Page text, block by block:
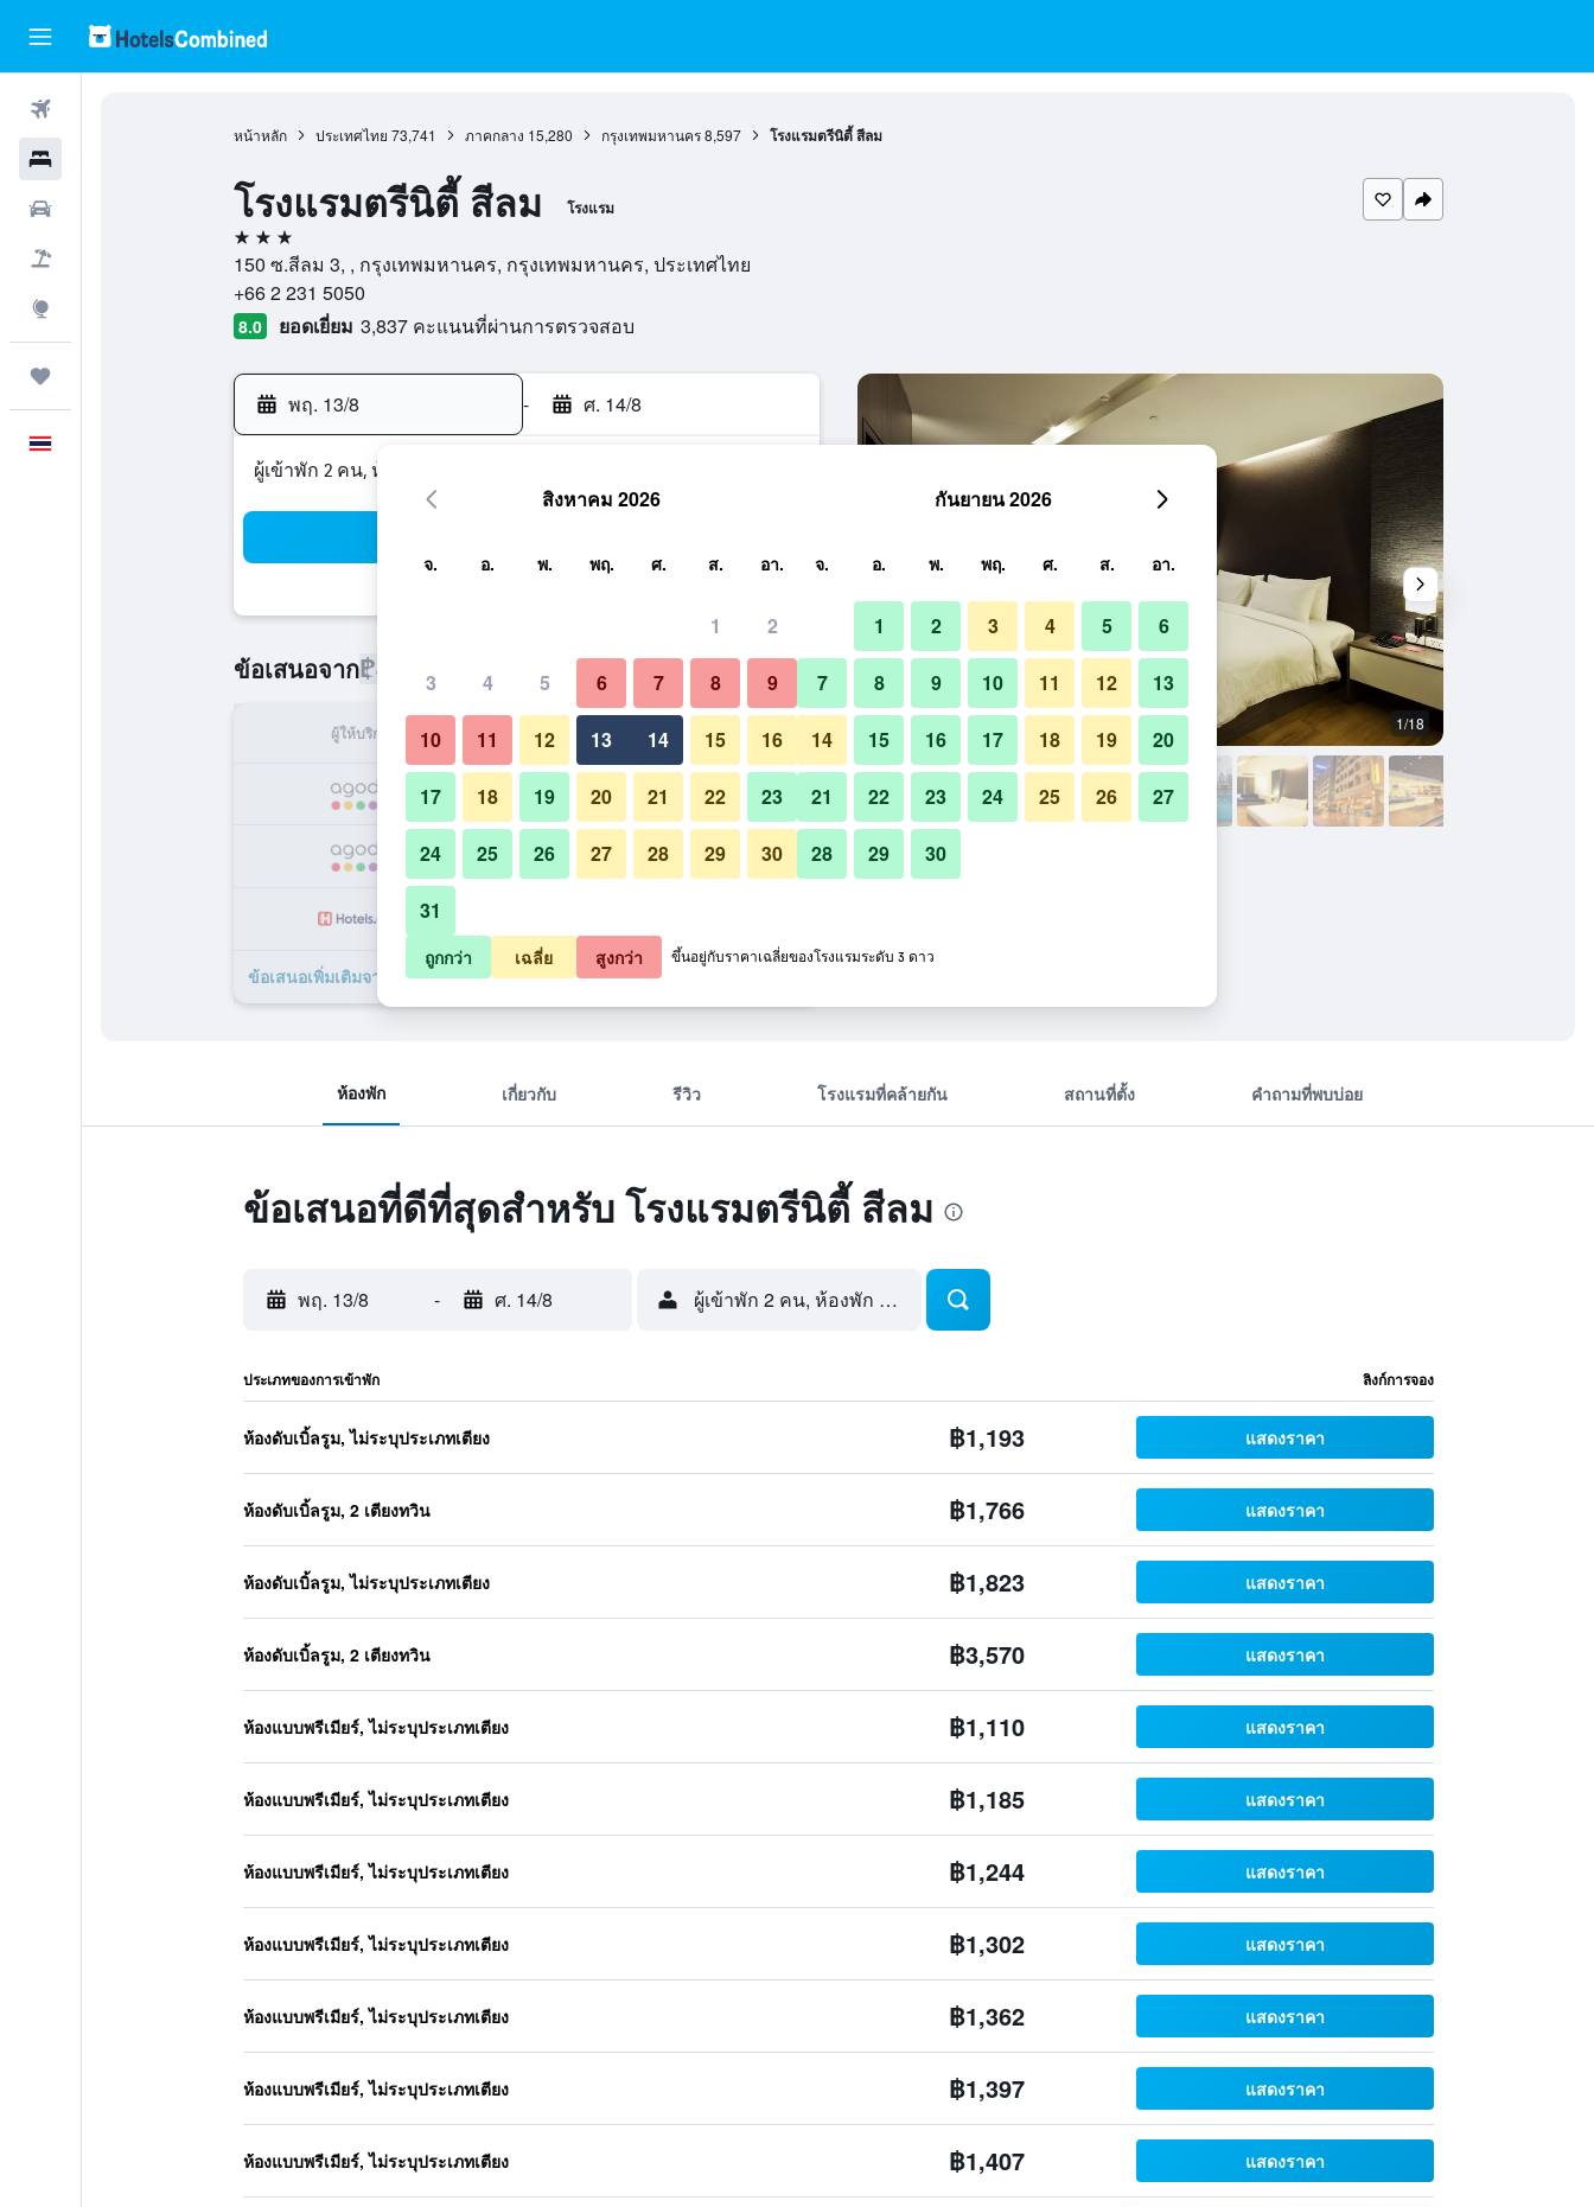
หน้าหลัก ประเทศไทย 73,741 ภาคกลาง 15,280 กรุงเทพมหานคร 8,597 โรงแรมตรีนิตี้ สีลม
โรงแรมตรีนิตี้ สีลม โรงแรม
3 ดาว
150 ซ.สีลม 3, , กรุงเทพมหานคร, กรุงเทพมหานคร, ประเทศไทย
+66 2 231 5050
8.0 ยอดเยี่ยม 3,837 คะแนนที่ผ่านการตรวจสอบ
พฤ. 13/8 - ศ. 14/8
ผู้เข้าพัก 2 คน, ห้องพัก 1 ห้อง
ข้อเสนอจาก฿870 ราคาที่ถูกที่สุด ราคาต่อคืน
ผู้ให้บริการ ทั้งหมด (ต่อคืน)
฿870 เช็คดีล
฿914 เช็คดีล
ข้อเสนอเพิ่มเติมจาก โรงแรมตรีนิตี้ สีลม 51 รายการ
ห้องนอน 1/18
ห้องพัก เกี่ยวกับ รีวิว โรงแรมที่คล้ายกัน สถานที่ตั้ง คำถามที่พบบ่อย
ข้อเสนอที่ดีที่สุดสำหรับ โรงแรมตรีนิตี้ สีลม
พฤ. 13/8 - ศ. 14/8 ผู้เข้าพัก 2 คน, ห้องพัก 1 ห้อง
ประเภทของการเข้าพัก ลิงก์การจอง
ห้องดับเบิ้ลรูม, ไม่ระบุประเภทเตียง ฿1,193 แสดงราคา
ห้องดับเบิ้ลรูม, 2 เตียงทวิน ฿1,766 แสดงราคา
ห้องดับเบิ้ลรูม, ไม่ระบุประเภทเตียง ฿1,823 แสดงราคา
ห้องดับเบิ้ลรูม, 2 เตียงทวิน ฿3,570 แสดงราคา
ห้องแบบพรีเมียร์, ไม่ระบุประเภทเตียง ฿1,110 แสดงราคา
ห้องแบบพรีเมียร์, ไม่ระบุประเภทเตียง ฿1,185 แสดงราคา
ห้องแบบพรีเมียร์, ไม่ระบุประเภทเตียง ฿1,244 แสดงราคา
ห้องแบบพรีเมียร์, ไม่ระบุประเภทเตียง ฿1,302 แสดงราคา
ห้องแบบพรีเมียร์, ไม่ระบุประเภทเตียง ฿1,362 แสดงราคา
ห้องแบบพรีเมียร์, ไม่ระบุประเภทเตียง ฿1,397 แสดงราคา
ห้องแบบพรีเมียร์, ไม่ระบุประเภทเตียง ฿1,407 แสดงราคา
สิงหาคม 2026
จ. อ. พ. พฤ. ศ. ส. อา.
1 2
3 4 5 6 7 8 9
10 11 12 13 14 15 16
17 18 19 20 21 22 23
24 25 26 27 28 29 30
31
กันยายน 2026
จ. อ. พ. พฤ. ศ. ส. อา.
1 2 3 4 5 6
7 8 9 10 11 12 13
14 15 16 17 18 19 20
21 22 23 24 25 26 27
28 29 30
ถูกกว่า เฉลี่ย สูงกว่า ขึ้นอยู่กับราคาเฉลี่ยของโรงแรมระดับ 3 ดาว